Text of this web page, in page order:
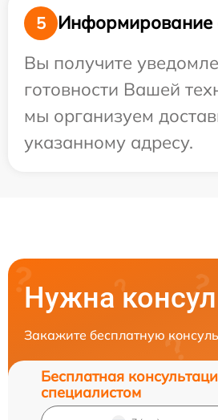
5
Информирование
Вы получите
готовности Вашей
мы организуем
указанному адресу.
Нужна
Закажите бесплатную
Бесплатная
специалистом